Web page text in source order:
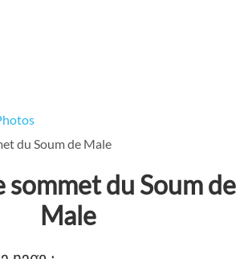
du Soum de Male
sommet du Soum de
Male